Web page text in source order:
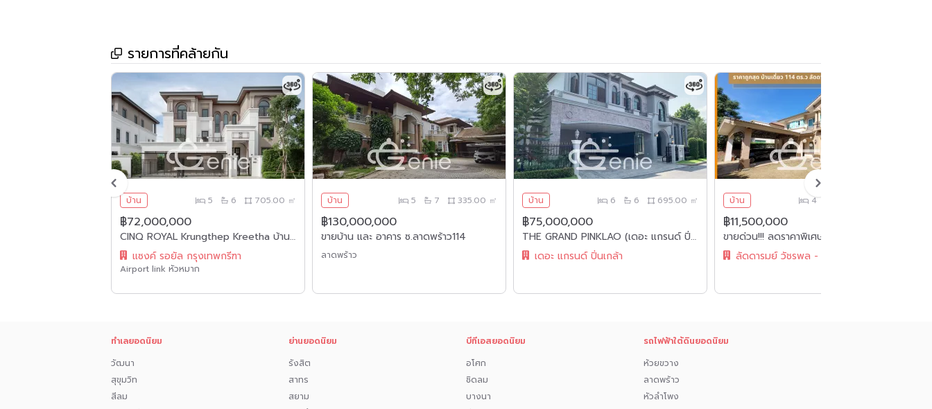
เพื่อนบ้าน สวยทุกมุมมองของบ้าน
💎โซนเกาะส่วนตัว บรรยากาศธรรมชาติ ล้อมด้วยสายน้ำ ติดน้ำพุด้านข้าง พร้อมฮวงจุ้ยที่ดี บ้านหัน
ทางทิศเหนือ รับพลังลมจากทิศทางสวน
💎บ้านหลังใหญ่มาก อารมณ์รีสอร์ท ส่วนตัว ใกล้กรุงเทพ เพื่อการพักผ่อน ธรรมชาติสุดๆ กระจก
รอบบ้าน เพดานสูงโปร่ง โล่ง สบายตา
💎บิ้วอินลงตัว เป็นสัดส่วน โซนเค้าเตอร์บาร์ ดีไซน์เสมือนประกายแสงอาทิตย์ที่สะท้อนกับผิวน้ำ
💎มีโซนนั่งชมวิว วิวนี้เหมือนมีกรอบรูปขนาดใหญ่ที่สามารถพักผ่อนผ่อนคลายได้ทั้งปี ทิวทัศน์ใน
การมองเปลี่ยนแปลงตามฤดูกาล รับวิวรอบบ้าน ดื่มด่ำกับธรรมชาติ 360 องศา
💎บ้านเลขที่ดี 9 หมายถึงก้าวผ่านทุกเรื่องราว 8 คือการเงินที่ดี 2 มิตรภาพบริวารส่งเสริมดี 6
อำนาจบารมี (ซินแสเป็นหนึ่ง)
-โซน Lake Grandiose เลค แกรนด์ดิโอส เหมาะกับการพักผ่อน​ นั่งชมธรรมชาติ​ สงบ​ ร่มรื่น
-มีCCTV., กล้องวงจรปิด​, มีไฟเบอร์ออฟติค(Internet)
-ระบบการป้องกันปลวก​ ใต้ดิน
-ค่าส่วนกลาง​ 25​ บาท/ตร.วา/ปี
รายการที่คล้ายกัน
บ้าน 5 6 705.00 ㎡
฿72,000,000
CINQ ROYAL Krungthep Kreetha บ้านเดี่ยวระดับ Super Luxury ขนาด พื้นที่ดิน 120 ตารางวา พื้นที่ใช้สอย 705 ตารางเมตร ราคาเพียง 72,000,000 ค่าโอนคนละครึ่ง
แซงค์ รอยัล กรุงเทพกรีฑา
Airport link หัวหมาก
บ้าน 5 7 335.00 ㎡
฿130,000,000
ขายบ้าน และ อาคาร ซ.ลาดพร้าว114
ลาดพร้าว
บ้าน 6 6 695.00 ㎡
฿75,000,000
THE GRAND PINKLAO (เดอะ แกรนด์ ปิ่นเกล้า) บ้านเดี่ยว 225.80 ตรว. ราคาเพียง 75,000,000 ค่าโอนคนละครึ่ง
เดอะ แกรนด์ ปิ่นเกล้า
บ้าน 4
฿11,500,000
ลัดดารมย์ วัชรพล - รัตนโกสินทร์
ทำเลยอดนิยม
วัฒนา
สุขุมวิท
สีลม
ย่านยอดนิยม
รังสิต
สาทร
สยาม
บีทีเอสยอดนิยม
อโศก
ชิดลม
บางนา
รถไฟฟ้าใต้ดินยอดนิยม
ห้วยขวาง
ลาดพร้าว
หัวลำโพง